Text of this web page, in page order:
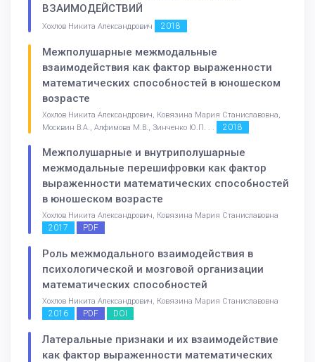
ВЗАИМОДЕЙСТВИЙ
Хохлов Никита Александрович 2018
Межполушарные межмодальные
взаимодействия как фактор выраженности
математических способностей в юношеском
возрасте
Хохлов Никита Александрович, Ковязина Мария Станиславовна,
Москвин В.А., Алфимова М.В., Зинченко Ю.П. . .
2018
Межполушарные и внутриполушарные
межмодальные перешифровки как фактор
выраженности математических способностей
в юношеском возрасте
Хохлов Никита Александрович, Ковязина Мария Станиславовна
2017 PDF
Роль межмодального взаимодействия в
психологической и мозговой организации
математических способностей
Хохлов Никита Александрович, Ковязина Мария Станиславовна
2016 PDF DOI
Латеральные признаки и их взаимодействие
как фактор выраженности математических